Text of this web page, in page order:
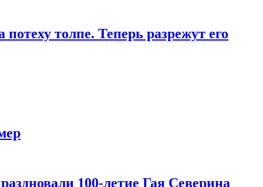
толпе. Теперь разрежут его
100-летие Гая Северина